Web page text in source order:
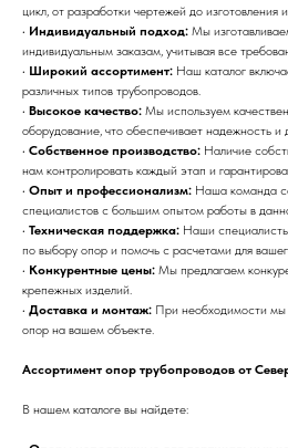
цикл, от разработки чертежей до изготовления
• Индивидуальный подход: Мы
индивидуальным заказам, учитывая все
• Широкий ассортимент: Наш каталог
различных типов трубопроводов.
• Высокое качество: Мы используем
оборудование, что обеспечивает надежность и
• Собственное производство: Наличие
нам контролировать каждый этап и
• Опыт и профессионализм: Наша команда
специалистов с большим опытом работы в
• Техническая поддержка: Наши специалисты
по выбору опор и помочь с расчетами для
• Конкурентные цены: Мы предлагаем
крепежных изделий.
• Доставка и монтаж: При необходимости мы
опор на вашем объекте.
Ассортимент опор трубопроводов от
В нашем каталоге вы найдете: